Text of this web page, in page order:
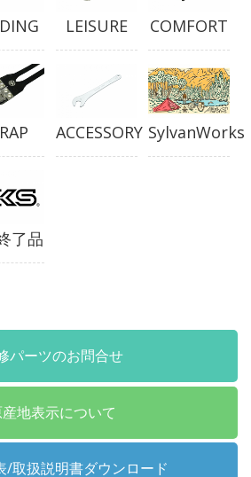
LEISURE COMFORT
ACCESSORY SylvanWorks
了品
パーツのお問合せ
産地表示について
/取扱説明書ダウンロード